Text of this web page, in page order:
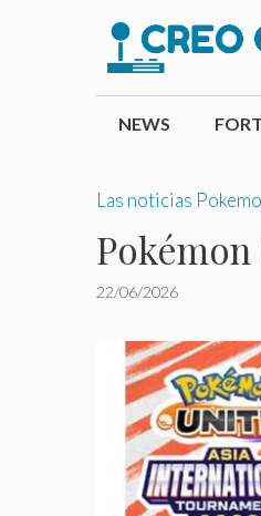
contenido
NEWS
Las noticias
Pokémon
22/06/2026